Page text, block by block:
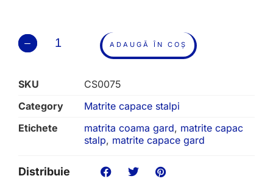
ADAUGĂ ÎN COȘ
SKU
CS0075
Category
Matrite capace stalpi
Etichete
matrita coama gard, matrite capac
stalp, matrite capace gard
Distribuie